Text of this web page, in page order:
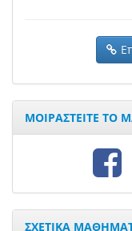
ΜΟΙΡΑΣΤΕΙΤΕ ΤΟ
ΣΧΕΤΙΚΑ